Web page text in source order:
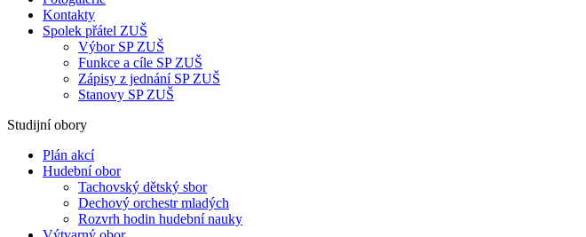
Kontakty
Spolek přátel ZUŠ
Výbor SP ZUŠ
Funkce a cíle SP ZUŠ
Zápisy z jednání SP ZUŠ
Stanovy SP ZUŠ
Studijní obory
Plán akcí
Hudební obor
Tachovský dětský sbor
Dechový orchestr mladých
Rozvrh hodin hudební nauky